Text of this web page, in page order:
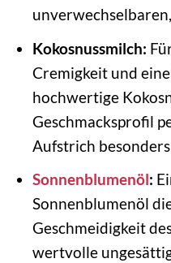
Kokosnussmilch:
Cremigkeit und
hochwertige
Geschmacksprofil
Aufstrich
Sonnenblumenöl:
Sonnenblumenöl
Geschmeidigkeit
wertvolle